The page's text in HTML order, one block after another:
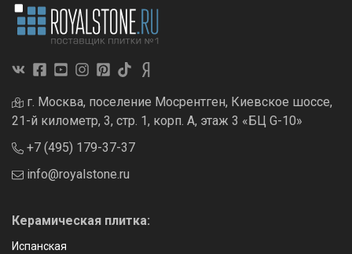
г. Москва, поселение Мосрентген, Киевское шоссе,
21-й километр, 3, стр. 1, корп. А, этаж 3 «БЦ G-10»
+7 (495) 179-37-37
info@royalstone.ru
Керамическая плитка:
Испанская